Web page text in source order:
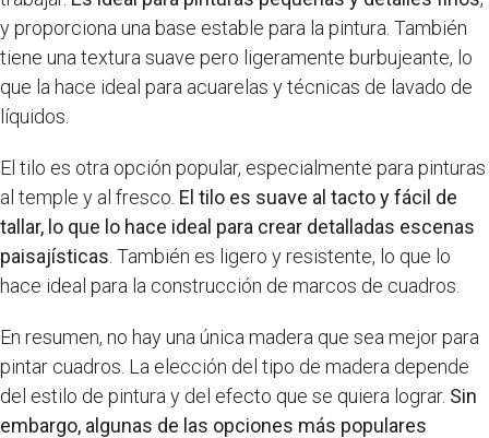
y proporciona una base estable para la pintura. También
tiene una textura suave pero ligeramente burbujeante, lo
que la hace ideal para acuarelas y técnicas de lavado de
líquidos.
El tilo es otra opción popular, especialmente para pinturas
al temple y al fresco. El tilo es suave al tacto y fácil de
tallar, lo que lo hace ideal para crear detalladas escenas
paisajísticas . También es ligero y resistente, lo que lo
hace ideal para la construcción de marcos de cuadros.
En resumen, no hay una única madera que sea mejor para
pintar cuadros. La elección del tipo de madera depende
del estilo de pintura y del efecto que se quiera lograr. Sin
embargo, algunas de las opciones más populares